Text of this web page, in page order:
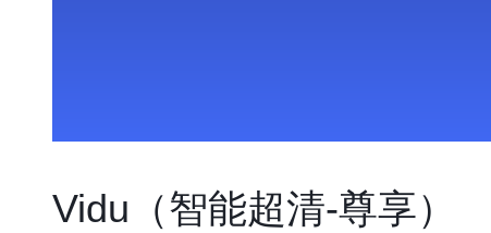
Vidu（智能超清-尊享）